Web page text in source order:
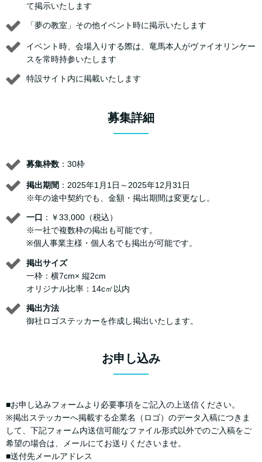
て掲示いたします
「夢の教室」その他イベント時に掲示いたします
イベント時、会場入りする際は、竜馬本人がヴァイオリンケー
スを常時持参いたします
特設サイト内に掲載いたします
募集詳細
募集枠数 ：30枠
掲出期間 ：2025年1月1日～2025年12月31日
※年の途中契約でも、金額・掲出期間は変更なし。
一口 ：￥33,000（税込）
※一社で複数枠の掲出も可能です。
※個人事業主様・個人名でも掲出が可能です。
掲出サイズ
一枠：横7cm× 縦2cm
オリジナル比率：14c㎡以内
掲出方法
御社ロゴステッカーを作成し掲出いたします。
お申し込み
■お申し込みフォームより必要事項をご記入の上送信ください。
※掲出ステッカーへ掲載する企業名（ロゴ）のデータ入稿につきま
して、下記フォーム内送信可能なファイル形式以外でのご入稿をご
希望の場合は、メールにてお送りくださいませ。
■送付先メールアドレス